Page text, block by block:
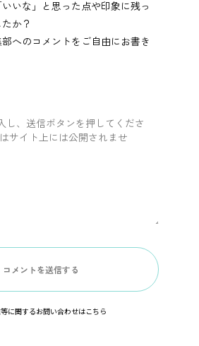
いな」と思った点や印象に残っ
か？
へのコメントをご自由にお書き
に関するお問い合わせはこちら